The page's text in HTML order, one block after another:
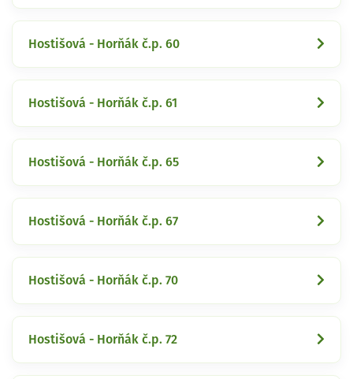
Hostišová - Horňák č.p. 60
Hostišová - Horňák č.p. 61
Hostišová - Horňák č.p. 65
Hostišová - Horňák č.p. 67
Hostišová - Horňák č.p. 70
Hostišová - Horňák č.p. 72